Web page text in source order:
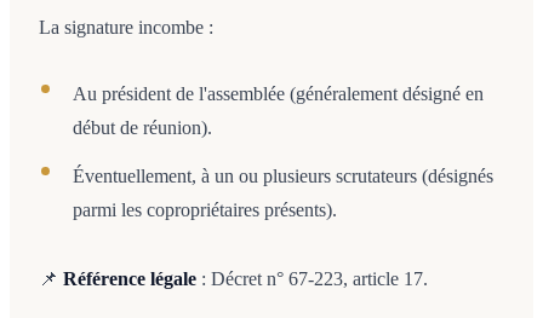
La signature incombe :
Au président de l'assemblée (généralement désigné en
début de réunion).
Éventuellement, à un ou plusieurs scrutateurs (désignés
parmi les copropriétaires présents).
📌 Référence légale : Décret n° 67-223, article 17.